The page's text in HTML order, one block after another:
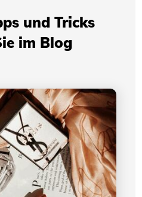
und Tricks
im Blog
Logos von Yves Saint